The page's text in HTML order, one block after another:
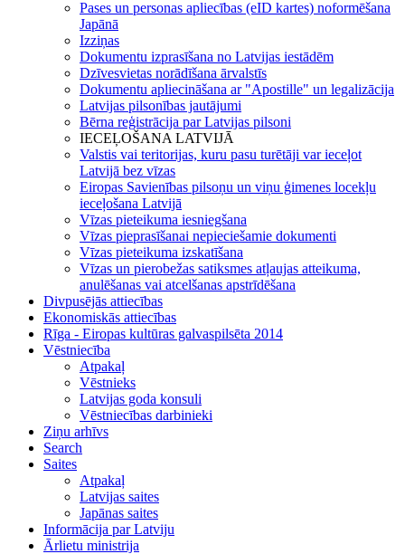
Pases un personas apliecības (eID kartes) noformēšana
Japānā
Izziņas
Dokumentu izprasīšana no Latvijas iestādēm
Dzīvesvietas norādīšana ārvalstīs
Dokumentu apliecināšana ar "Apostille" un legalizācija
Latvijas pilsonības jautājumi
Bērna reģistrācija par Latvijas pilsoni
IECEĻOŠANA LATVIJĀ
Valstis vai teritorijas, kuru pasu turētāji var ieceļot
Latvijā bez vīzas
Eiropas Savienības pilsoņu un viņu ģimenes locekļu
ieceļošana Latvijā
Vīzas pieteikuma iesniegšana
Vīzas pieprasīšanai nepieciešamie dokumenti
Vīzas pieteikuma izskatīšana
Vīzas un pierobežas satiksmes atļaujas atteikuma,
anulēšanas vai atcelšanas apstrīdēšana
Divpusējās attiecības
Ekonomiskās attiecības
Rīga - Eiropas kultūras galvaspilsēta 2014
Vēstniecība
Atpakaļ
Vēstnieks
Latvijas goda konsuli
Vēstniecības darbinieki
Ziņu arhīvs
Search
Saites
Atpakaļ
Latvijas saites
Japānas saites
Informācija par Latviju
Ārlietu ministrija